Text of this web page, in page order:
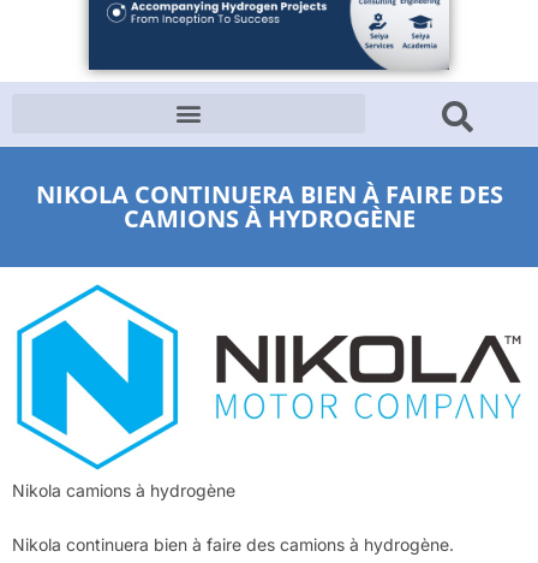
NIKOLA CONTINUERA BIEN À FAIRE DES
CAMIONS À HYDROGÈNE
Nikola camions à hydrogène
Nikola continuera bien à faire des camions à hydrogène.